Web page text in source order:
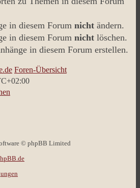
in diesem Forum nicht ändern.
in diesem Forum nicht löschen.
in diesem Forum erstellen.
Foren-Übersicht
© phpBB Limited